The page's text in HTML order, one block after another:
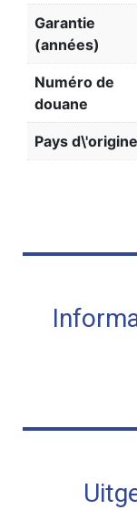
Garantie
(années)
Numéro de
douane
Pays d\'origine